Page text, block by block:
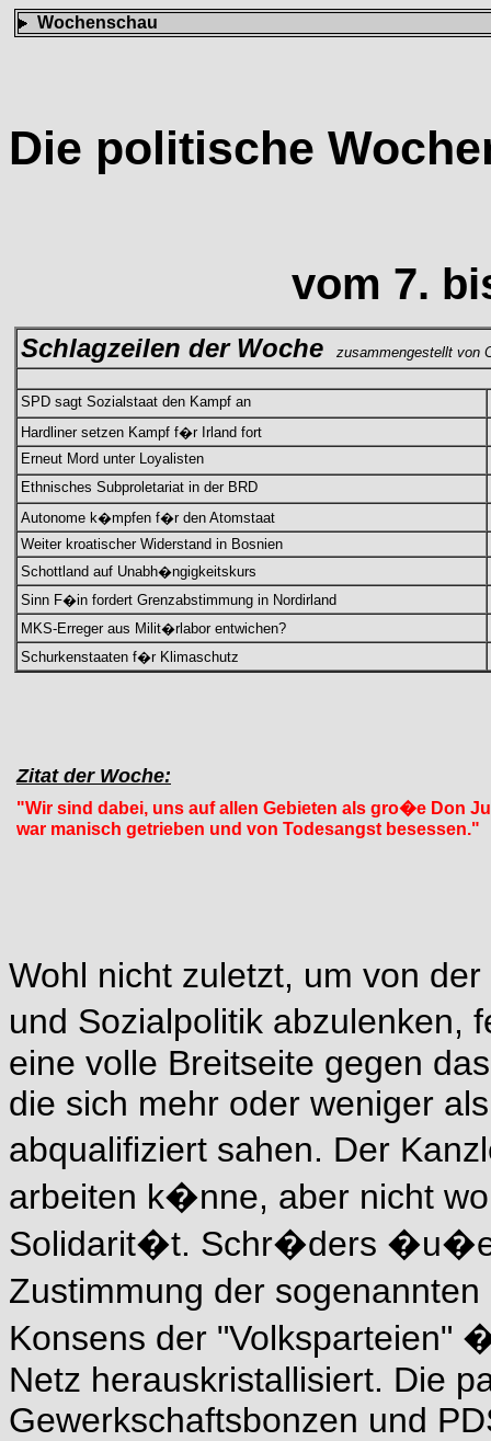
Wochenschau
Die politische
vom 7.
Schlagzeilen der Woche zusammengestellt von
SPD sagt Sozialstaat den Kampf an
Hardliner setzen Kampf f�r Irland fort
Erneut Mord unter Loyalisten
Ethnisches Subproletariat in der BRD
Autonome k�mpfen f�r den Atomstaat
Weiter kroatischer Widerstand in Bosnien
Schottland auf Unabh�ngigkeitskurs
Sinn F�in fordert Grenzabstimmung in Nordirland
MKS-Erreger aus Milit�rlabor entwichen?
Schurkenstaaten f�r Klimaschutz
Zitat der Woche:
"Wir sind dabei, uns auf allen Gebieten als gro�e Don
war manisch getrieben und von Todesangst besessen."
Wohl nicht zuletzt, um von
und Sozialpolitik
eine volle Breitseite gegen
die sich mehr oder weniger
abqualifiziert sahen. Der
arbeiten k�nne, aber nicht
Solidarit�t. Schr�ders
Zustimmung der
Konsens der "Volksparteien"
Netz herauskristallisiert. Die
Gewerkschaftsbonzen und